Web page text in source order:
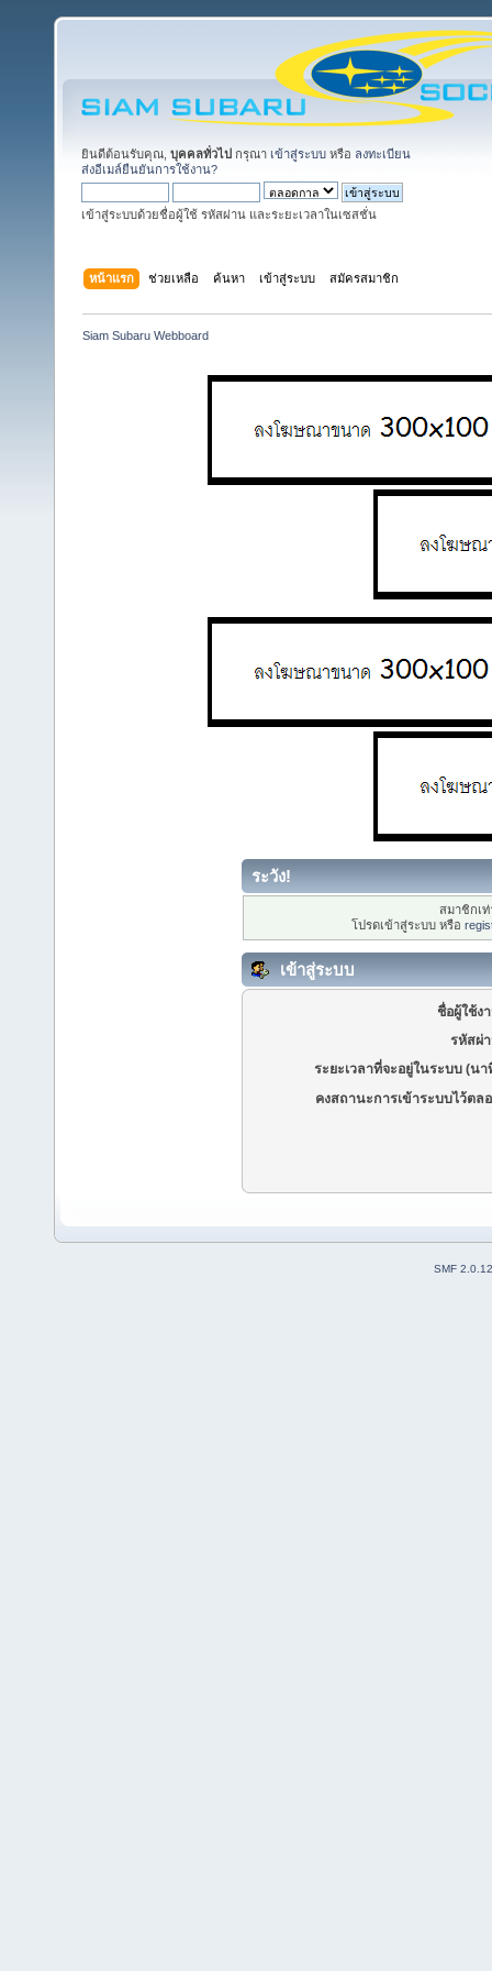
ยินดีต้อนรับคุณ, บุคคลทั่วไป กรุณา เข้าสู่ระบบ หรือ ลงทะเบียน
ส่งอีเมล์ยืนยันการใช้งาน?
เข้าสู่ระบบด้วยชื่อผู้ใช้ รหัสผ่าน และระยะเวลาในเซสชั่น
หน้าแรก ช่วยเหลือ ค้นหา เข้าสู่ระบบ สมัครสมาชิก
Siam Subaru Webboard
ระวัง!
สมาชิกเ
โปรดเข้าสู่ระบบ หรือ
เข้าสู่ระบบ
ชื่อผู้ใช้ง
รหัสผ่
ระยะเวลาที่จะอยู่ในระบบ (นา
คงสถานะการเข้าระบบไว้ตล
SMF 2.0.12